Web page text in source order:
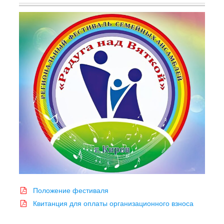
Положение фестиваля
Квитанция для оплаты организационного взноса